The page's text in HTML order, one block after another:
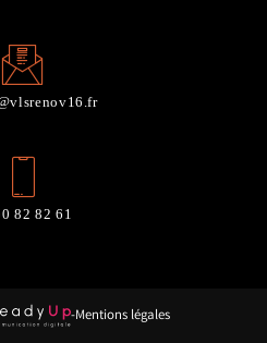
82 82 61
-Mentions légales